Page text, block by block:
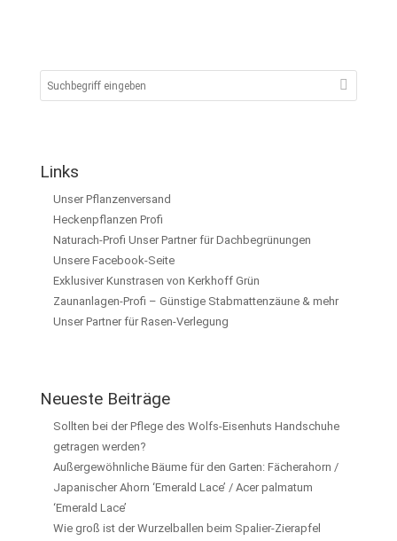
Links
Unser Pflanzenversand
Heckenpflanzen Profi
Naturach-Profi Unser Partner für Dachbegrünungen
Unsere Facebook-Seite
Exklusiver Kunstrasen von Kerkhoff Grün
Zaunanlagen-Profi – Günstige Stabmattenzäune & mehr
Unser Partner für Rasen-Verlegung
Neueste Beiträge
Sollten bei der Pflege des Wolfs-Eisenhuts Handschuhe
getragen werden?
Außergewöhnliche Bäume für den Garten: Fächerahorn /
Japanischer Ahorn ‘Emerald Lace’ / Acer palmatum
‘Emerald Lace’
Wie groß ist der Wurzelballen beim Spalier-Zierapfel